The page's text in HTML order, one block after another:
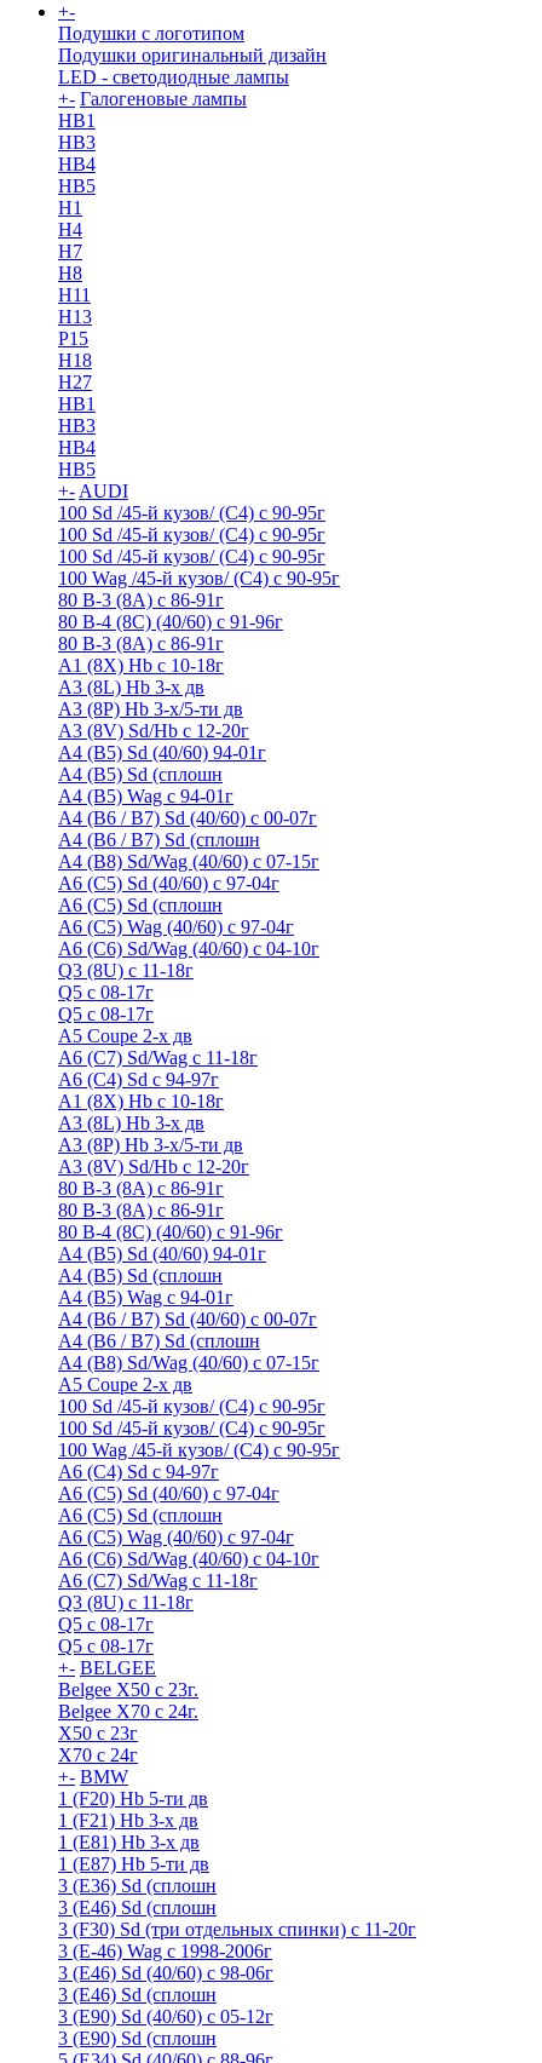
+-
Подушки с логотипом
Подушки оригинальный дизайн
LED - светодиодные лампы
+- Галогеновые лампы
HB1
HB3
HB4
HB5
H1
H4
H7
H8
H11
H13
Р15
H18
H27
HB1
HB3
HB4
HB5
+- AUDI
100 Sd /45-й кузов/ (С4) с 90-95г
100 Sd /45-й кузов/ (С4) с 90-95г
100 Sd /45-й кузов/ (С4) с 90-95г
100 Wag /45-й кузов/ (С4) с 90-95г
80 B-3 (8A) с 86-91г
80 B-4 (8С) (40/60) с 91-96г
80 В-3 (8А) с 86-91г
A1 (8X) Hb с 10-18г
A3 (8L) Hb 3-х дв
A3 (8P) Hb 3-х/5-ти дв
A3 (8V) Sd/Hb c 12-20г
A4 (B5) Sd (40/60) 94-01г
A4 (B5) Sd (сплошн
A4 (B5) Wag с 94-01г
A4 (B6 / B7) Sd (40/60) с 00-07г
A4 (B6 / B7) Sd (сплошн
A4 (B8) Sd/Wag (40/60) с 07-15г
A6 (С5) Sd (40/60) с 97-04г
A6 (С5) Sd (сплошн
A6 (С5) Wag (40/60) с 97-04г
A6 (С6) Sd/Wag (40/60) c 04-10г
Q3 (8U) с 11-18г
Q5 с 08-17г
Q5 с 08-17г
А5 Coupe 2-х дв
А6 (C7) Sd/Wag с 11-18г
А6 (С4) Sd с 94-97г
A1 (8X) Hb с 10-18г
A3 (8L) Hb 3-х дв
A3 (8P) Hb 3-х/5-ти дв
A3 (8V) Sd/Hb c 12-20г
80 B-3 (8A) с 86-91г
80 В-3 (8А) с 86-91г
80 B-4 (8С) (40/60) с 91-96г
A4 (B5) Sd (40/60) 94-01г
A4 (B5) Sd (сплошн
A4 (B5) Wag с 94-01г
A4 (B6 / B7) Sd (40/60) с 00-07г
A4 (B6 / B7) Sd (сплошн
A4 (B8) Sd/Wag (40/60) с 07-15г
А5 Coupe 2-х дв
100 Sd /45-й кузов/ (С4) с 90-95г
100 Sd /45-й кузов/ (С4) с 90-95г
100 Wag /45-й кузов/ (С4) с 90-95г
А6 (С4) Sd с 94-97г
A6 (С5) Sd (40/60) с 97-04г
A6 (С5) Sd (сплошн
A6 (С5) Wag (40/60) с 97-04г
A6 (С6) Sd/Wag (40/60) c 04-10г
А6 (C7) Sd/Wag с 11-18г
Q3 (8U) с 11-18г
Q5 с 08-17г
Q5 с 08-17г
+- BELGEE
Belgee X50 с 23г.
Belgee X70 с 24г.
X50 с 23г
X70 с 24г
+- BMW
1 (F20) Hb 5-ти дв
1 (F21) Hb 3-х дв
1 (Е81) Hb 3-х дв
1 (Е87) Hb 5-ти дв
3 (E36) Sd (сплошн
3 (E46) Sd (сплошн
3 (F30) Sd (три отдельных спинки) с 11-20г
3 (Е-46) Wag с 1998-2006г
3 (Е46) Sd (40/60) с 98-06г
3 (Е46) Sd (сплошн
3 (Е90) Sd (40/60) с 05-12г
3 (Е90) Sd (сплошн